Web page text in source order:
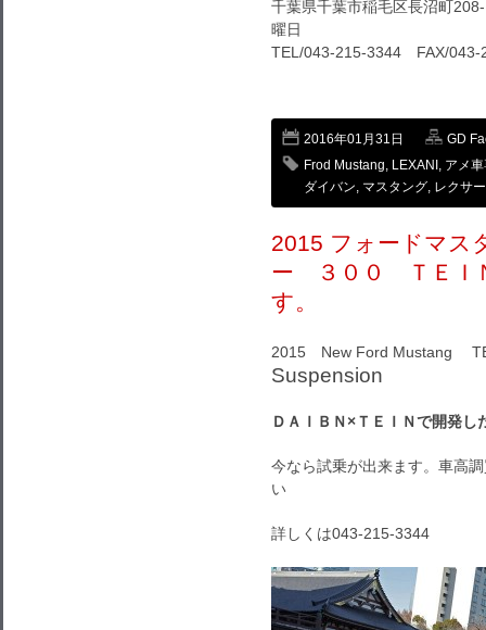
千葉県千葉市稲毛区長沼町
曜日
TEL/043-215-3344 FAX/043-
2016年01月31日
GD
Frod Mustang, LEXANI , アメ
ダイバン, マスタング, レクサ
2015 フォードマ
ー ３００ ＴＥＩ
す。
2015 New Ford Mustang
Suspension
ＤＡＩＢＮ×ＴＥＩＮで開発し
今なら試乗が出来ます。車高
い
詳しくは043-215-3344